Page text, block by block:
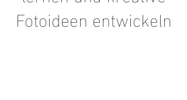
Fotoideen entwickeln